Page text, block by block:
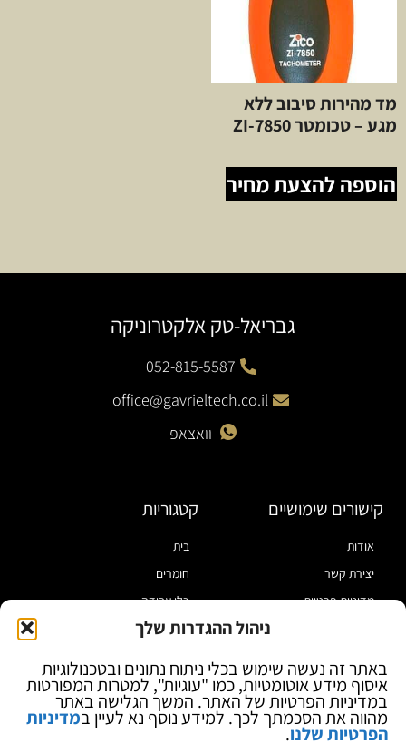
ניהול ההגדרות שלך
באתר זה נעשה שימוש בכלי ניתוח נתונים ובטכנולוגיות
איסוף מידע אוטומטיות, כמו "עוגיות", למטרות המפורטות
במדיניות הפרטיות של האתר. המשך הגלישה באתר
מהווה את הסכמתך לכך. למידע נוסף נא לעיין במדיניות
הפרטיות שלנו.
מד מהירות סיבוב ללא
מגע – טכומטר ZI-7850
הוספה להצעת מחיר
גבריאל-טק אלקטרוניקה
052-815-5587
office@gavrieltech.co.il
וואצאפ
קישורים שימושיים
אודות
יצירת קשר
מדיניות פרטיות
בלוג
קטגוריות
בית
חומרים
כלי עבודה
מוצרי הלחמה
ספקי כח ומודדים
ציוד אופטי להגדלה